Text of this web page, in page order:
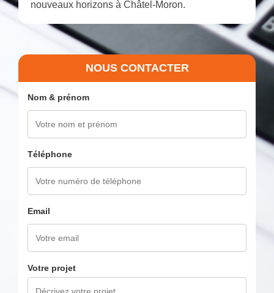
nouveaux horizons à Châtel-Moron.
NOUS CONTACTER
Nom & prénom
Téléphone
Email
Votre projet